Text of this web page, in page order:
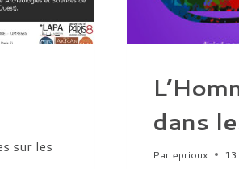
sur les
dans
Par eprioux